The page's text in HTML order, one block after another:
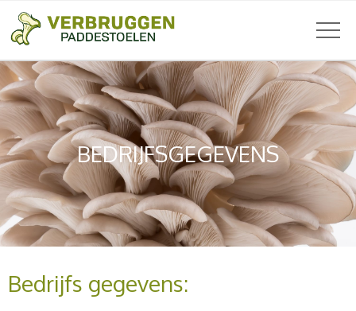
BEDRIJFSGEGEVENS
Bedrijfs gegevens: